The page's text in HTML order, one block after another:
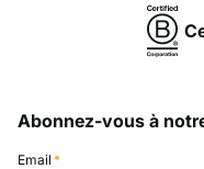
Abonnez-vous à
Email *